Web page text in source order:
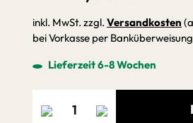
inkl. MwSt. zzgl.Versandkosten
bei Vorkasse per
Lieferzeit 6-8 Wochen